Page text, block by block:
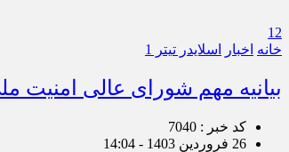
12
خانه اخبار اسلایدر تیتر 1
بیانیه مهم شورای عالی امنیت
کد خبر : 7040
26 فروردین 1403 - 14:04